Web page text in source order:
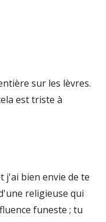
sur les lèvres.
est triste à
j'ai bien envie de te
religieuse qui
funeste ; tu